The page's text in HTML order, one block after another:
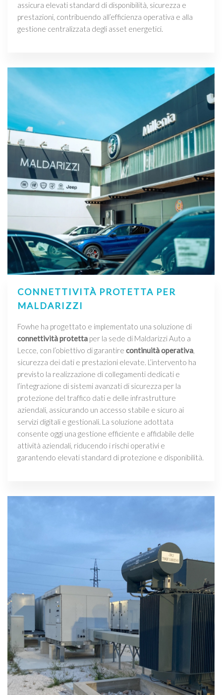
assicura elevati standard di disponibilità, sicurezza e
prestazioni, contribuendo all’efficienza operativa e alla
gestione centralizzata degli asset energetici.
CONNETTIVITÀ PROTETTA PER
MALDARIZZI
Fowhe ha progettato e implementato una soluzione di
connettività protetta per la sede di Maldarizzi Auto a
Lecce, con l’obiettivo di garantire continuità operativa,
sicurezza dei dati e prestazioni elevate. L’intervento ha
previsto la realizzazione di collegamenti dedicati e
l’integrazione di sistemi avanzati di sicurezza per la
protezione del traffico dati e delle infrastrutture
aziendali, assicurando un accesso stabile e sicuro ai
servizi digitali e gestionali. La soluzione adottata
consente oggi una gestione efficiente e affidabile delle
attività aziendali, riducendo i rischi operativi e
garantendo elevati standard di protezione e disponibilità.